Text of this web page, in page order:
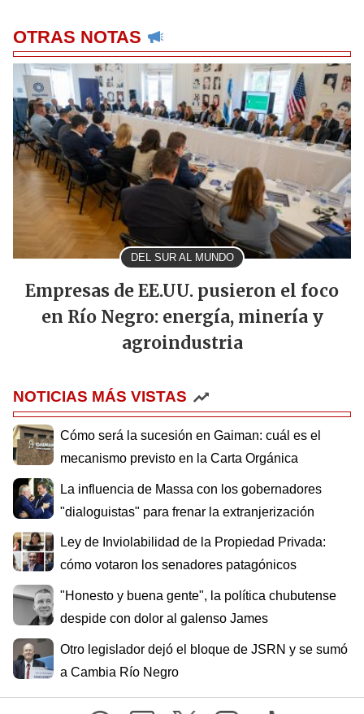
OTRAS NOTAS
DEL SUR AL MUNDO
Empresas de EE.UU. pusieron el foco
en Río Negro: energía, minería y
agroindustria
NOTICIAS MÁS VISTAS
Cómo será la sucesión en Gaiman: cuál es el
mecanismo previsto en la Carta Orgánica
La influencia de Massa con los gobernadores
"dialoguistas" para frenar la extranjerización
Ley de Inviolabilidad de la Propiedad Privada:
cómo votaron los senadores patagónicos
"Honesto y buena gente", la política chubutense
despide con dolor al galenso James
Otro legislador dejó el bloque de JSRN y se sumó
a Cambia Río Negro